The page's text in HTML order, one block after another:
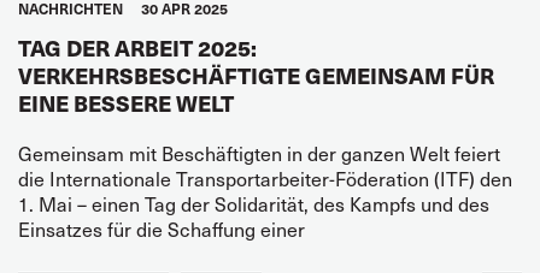
NACHRICHTEN 30 APR 2025
TAG DER ARBEIT 2025:
VERKEHRSBESCHÄFTIGTE GEMEINSAM FÜR
EINE BESSERE WELT
Gemeinsam mit Beschäftigten in der ganzen Welt feiert
die Internationale Transportarbeiter-Föderation (ITF) den
1. Mai – einen Tag der Solidarität, des Kampfs und des
Einsatzes für die Schaffung einer